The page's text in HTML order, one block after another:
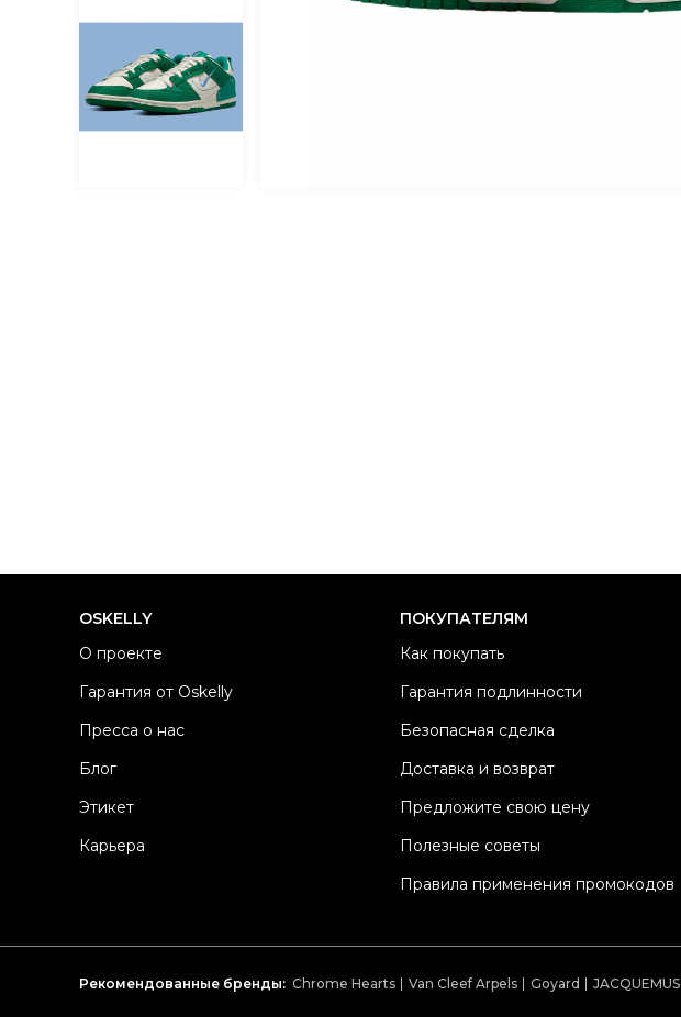
OSKELLY
О проекте
Гарантия от Oskelly
Пресса о нас
Блог
Этикет
Карьера
ПОКУПАТЕЛЯМ
Как покупать
Гарантия подлинности
Безопасная сделка
Доставка и возврат
Предложите свою цену
Полезные советы
Правила применения промокодов
Рекомендованные бренды: Chrome Hearts Van Cleef Arpels Goyard JACQUEMUS